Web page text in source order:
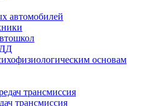
автомобилей
основам
трансмиссия
трансмиссия